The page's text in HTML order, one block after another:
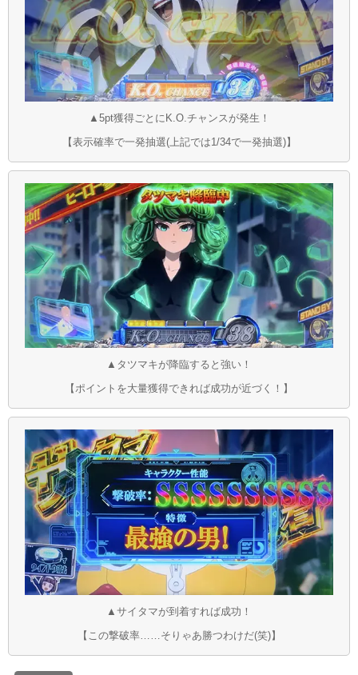
▲5pt獲得ごとにK.O.チャンスが発生！
【表示確率で一発抽選(上記では1/34で一発抽選)】
▲タツマキが降臨すると強い！
【ポイントを大量獲得できれば成功が近づく！】
▲サイタマが到着すれば成功！
【この撃破率……そりゃあ勝つわけだ(笑)】